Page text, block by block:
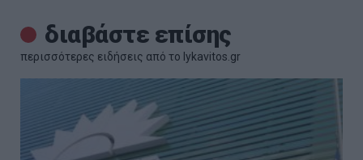
διαβάστε επίσης
περισσότερες ειδήσεις από το lykavitos.gr